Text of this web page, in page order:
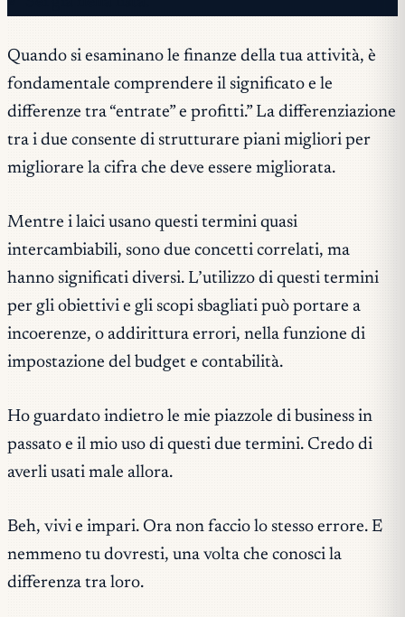
Quando si esaminano le finanze della tua attività, è
fondamentale comprendere il significato e le
differenze tra “entrate” e profitti.” La differenziazione
tra i due consente di strutturare piani migliori per
migliorare la cifra che deve essere migliorata.
Mentre i laici usano questi termini quasi
intercambiabili, sono due concetti correlati, ma
hanno significati diversi. L’utilizzo di questi termini
per gli obiettivi e gli scopi sbagliati può portare a
incoerenze, o addirittura errori, nella funzione di
impostazione del budget e contabilità.
Ho guardato indietro le mie piazzole di business in
passato e il mio uso di questi due termini. Credo di
averli usati male allora.
Beh, vivi e impari. Ora non faccio lo stesso errore. E
nemmeno tu dovresti, una volta che conosci la
differenza tra loro.